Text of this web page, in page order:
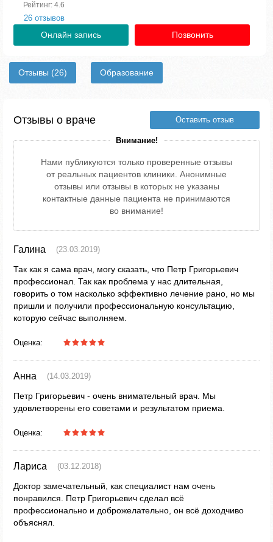
Рейтинг: 4.6
26 отзывов
Онлайн запись Позвонить
Отзывы (26) Образование
Отзывы о враче Оставить отзыв
Внимание!
Нами публикуются только проверенные отзывы
от реальных пациентов клиники. Анонимные
отзывы или отзывы в которых не указаны
контактные данные пациента не принимаются
во внимание!
Галина (23.03.2019)
Так как я сама врач, могу сказать, что Петр Григорьевич
профессионал. Так как проблема у нас длительная,
говорить о том насколько эффективно лечение рано, но мы
пришли и получили профессиональную консультацию,
которую сейчас выполняем.
Оценка:
Анна (14.03.2019)
Петр Григорьевич - очень внимательный врач. Мы
удовлетворены его советами и результатом приема.
Оценка:
Лариса (03.12.2018)
Доктор замечательный, как специалист нам очень
понравился. Петр Григорьевич сделал всё
профессионально и доброжелательно, он всё доходчиво
объяснял.